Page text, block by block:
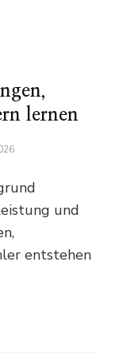
lernen
und
entstehen